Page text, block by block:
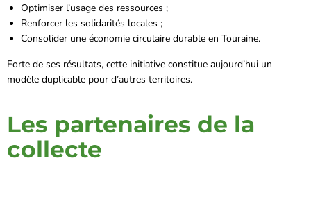
Optimiser l’usage des ressources ;
Renforcer les solidarités locales ;
Consolider une économie circulaire durable en Touraine.
Forte de ses résultats, cette initiative constitue aujourd’hui un
modèle duplicable pour d’autres territoires.
Les partenaires de la
collecte